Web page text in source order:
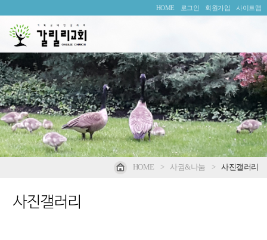
HOME 로그인 회원가입 사이트맵
HOME > 사귐&나눔 > 사진갤러리
사진갤러리